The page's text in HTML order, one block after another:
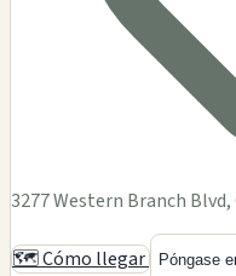
3277 Western Branch Blvd,
🗺️ Cómo llegar Póngase